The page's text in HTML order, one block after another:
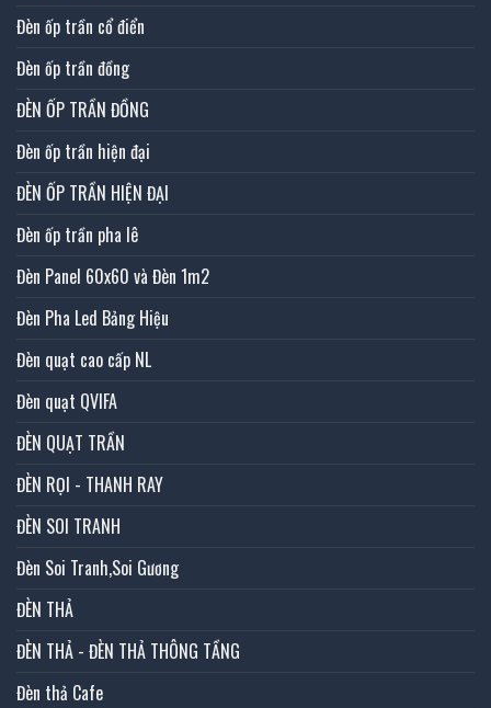
Đèn ốp trần cổ điển
Đèn ốp trần đồng
ĐÈN ỐP TRẦN ĐỒNG
Đèn ốp trần hiện đại
ĐÈN ỐP TRẦN HIỆN ĐẠI
Đèn ốp trần pha lê
Đèn Panel 60x60 và Đèn 1m2
Đèn Pha Led Bảng Hiệu
Đèn quạt cao cấp NL
Đèn quạt QVIFA
ĐÈN QUẠT TRẦN
ĐÈN RỌI - THANH RAY
ĐÈN SOI TRANH
Đèn Soi Tranh,Soi Gương
ĐÈN THẢ
ĐÈN THẢ - ĐÈN THẢ THÔNG TẦNG
Đèn thả Cafe